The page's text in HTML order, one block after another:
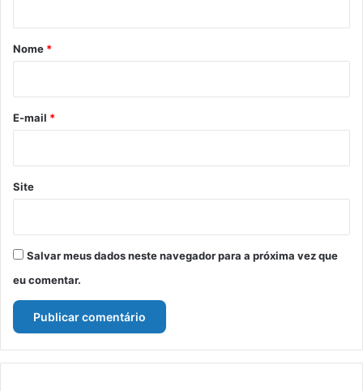
r
*
Nome *
E-mail *
Site
Salvar meus dados neste navegador para a próxima vez que
eu comentar.